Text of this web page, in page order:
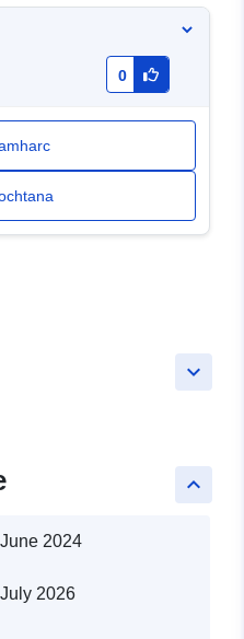
0
keyboard_arrow_down
keyboard_arrow_up
2024
2026